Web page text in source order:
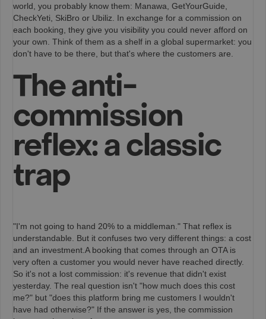
world, you probably know them: Manawa, GetYourGuide,
CheckYeti, SkiBro or Ubiliz. In exchange for a commission on
each booking, they give you visibility you could never afford on
your own. Think of them as a shelf in a global supermarket: you
don't have to be there, but that's where the customers are.
The anti-
commission
reflex: a classic
trap
"I'm not going to hand 20% to a middleman." That reflex is
understandable. But it confuses two very different things: a cost
and an investment.A booking that comes through an OTA is
very often a customer you would never have reached directly.
So it's not a lost commission: it's revenue that didn't exist
yesterday. The real question isn't "how much does this cost
me?" but "does this platform bring me customers I wouldn't
have had otherwise?" If the answer is yes, the commission